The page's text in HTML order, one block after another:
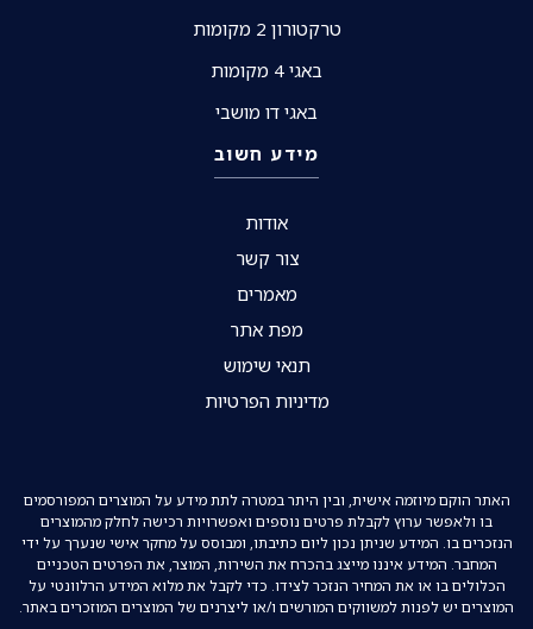
טרקטורון 2 מקומות
באגי 4 מקומות
באגי דו מושבי
מידע חשוב
אודות
צור קשר
מאמרים
מפת אתר
תנאי שימוש
מדיניות הפרטיות
האתר הוקם מיוזמה אישית, ובין היתר במטרה לתת מידע על המוצרים המפורסמים
בו ולאפשר ערוץ לקבלת פרטים נוספים ואפשרויות רכישה לחלק מהמוצרים
הנזכרים בו. המידע שניתן נכון ליום כתיבתו, ומבוסס על מחקר אישי שנערך על ידי
המחבר. המידע איננו מייצג בהכרח את השירות, המוצר, את הפרטים הטכניים
הכלולים בו או את המחיר הנזכר לצידו. כדי לקבל את מלוא המידע הרלוונטי על
המוצרים יש לפנות למשווקים המורשים ו/או ליצרנים של המוצרים המוזכרים באתר.